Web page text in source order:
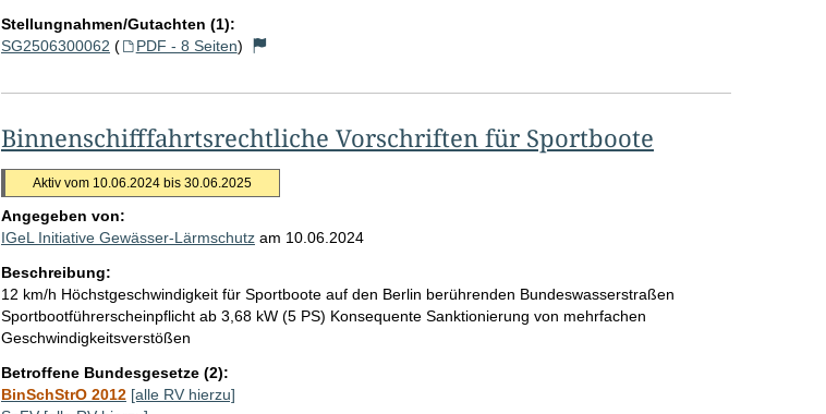
e
Stellungnahmen/Gutachten (1):
SG2506300062 ( PDF - 8 Seiten)
Binnenschifffahrtsrechtliche Vorschriften für Sportboote
Aktiv vom 10.06.2024 bis 30.06.2025
Angegeben von:
IGeL Initiative Gewässer-Lärmschutz am 10.06.2024
Beschreibung:
12 km/h Höchstgeschwindigkeit für Sportboote auf den Berlin berührenden Bundeswasserstraßen
Sportbootführerscheinpflicht ab 3,68 kW (5 PS) Konsequente Sanktionierung von mehrfachen
Geschwindigkeitsverstößen
Betroffene Bundesgesetze (2):
BinSchStrO 2012 [alle RV hierzu]